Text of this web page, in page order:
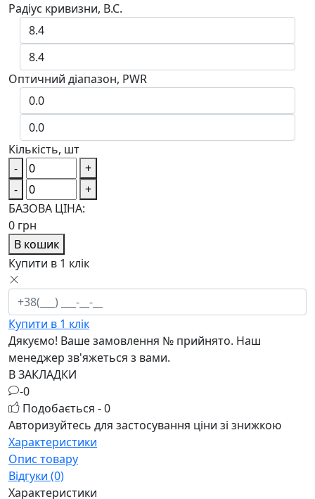
Радіус кривизни, B.C.
Оптичний діапазон, PWR
Кількість, шт
-
+
-
+
БАЗОВА ЦІНА:
0 грн
В кошик
Купити в 1 клік
Купити в 1 клік
Дякуємо! Ваше замовлення № прийнято. Наш
менеджер зв'яжеться з вами.
В ЗАКЛАДКИ
-0
Подобається - 0
Авторизуйтесь для застосування ціни зі знижкою
Характеристики
Опис товару
Відгуки (0)
Характеристики